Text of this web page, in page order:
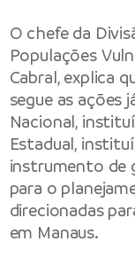
O chefe da
Populações
Cabral, explica
segue as ações
Nacional,
Estadual,
instrumento de
para o
direcionadas
em Manaus.